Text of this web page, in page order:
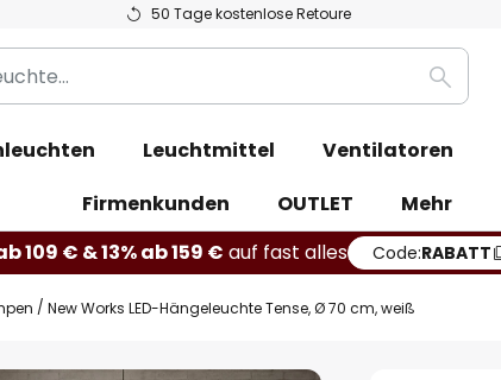
50 Tage kostenlose Retoure
Suche
Leuchtmittel Ventilatoren
Firmenkunden
OUTLET
Mehr
109 € & 13% ab 159 € auf fast alles Code:RABATT
New Works LED-Hängeleuchte Tense, Ø 70 cm, weiß